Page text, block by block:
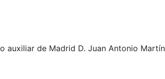
auxiliar de Madrid D. Juan Antonio